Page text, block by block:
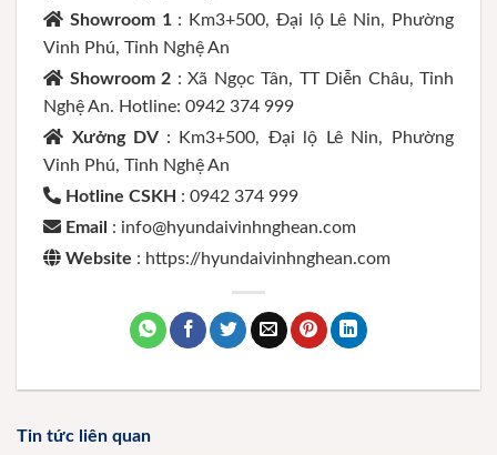
Showroom 1 : Km3+500, Đại lộ Lê Nin, Phường
Vinh Phú, Tỉnh Nghệ An
Showroom 2 : Xã Ngọc Tân, TT Diễn Châu, Tỉnh
Nghệ An. Hotline: 0942 374 999
Xưởng DV : Km3+500, Đại lộ Lê Nin, Phường
Vinh Phú, Tỉnh Nghệ An
Hotline CSKH : 0942 374 999
Email : info@hyundaivinhnghean.com
Website : https://hyundaivinhnghean.com
Tin tức liên quan